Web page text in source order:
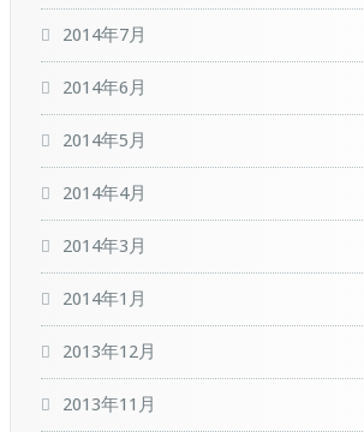
2014年7月
2014年6月
2014年5月
2014年4月
2014年3月
2014年1月
2013年12月
2013年11月